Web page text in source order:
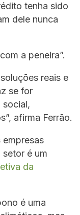
tenha sido
dele nunca
a peneira”.
reais e
se for
social,
afirma Ferrão.
empresas
é um
da
é uma